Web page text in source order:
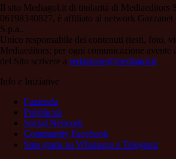
Il sito Mediagol.it di titolarità di Mediaeditors
06198340827, è affiliato al network
S.p.a..
Unico responsabile dei contenuti (testi, foto,
Mediaeditors; per ogni comunicazione avente
del Sito scrivere a redazione@mediagol.it
Info e Iniziative
l’azienda
Pubblicità
Social Network
Community Facebook
Sms gratis su Whatsapp e Telegram